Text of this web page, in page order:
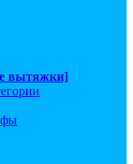
вытяжки]